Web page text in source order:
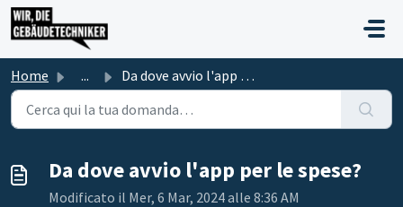
Salta al contenuto principale
Home ... Da dove avvio l'app per le spese?
Da dove avvio l'app per le spese?
Modificato il Mer, 6 Mar, 2024 alle 8:36 AM